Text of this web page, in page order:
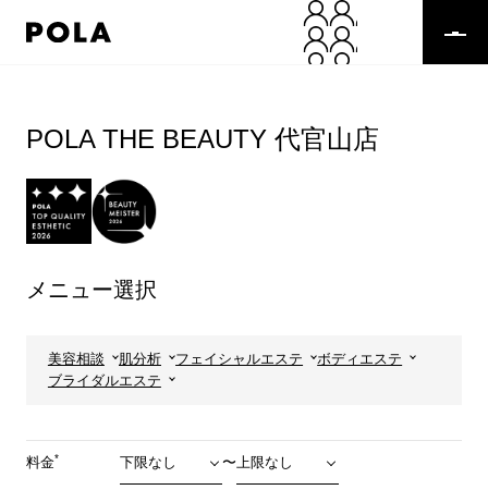
POLA THE BEAUTY 代官山店
メニュー選択
美容相談 肌分析 フェイシャルエステ
ボディエステ
ブライダルエステ
料金* 〜